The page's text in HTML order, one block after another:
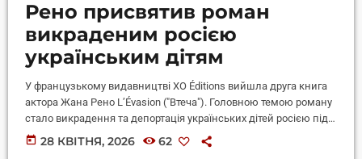
Рено присвятив роман
викраденим росією
українським дітям
У французькому видавництві XO Éditions вийшла друга книга
актора Жана Рено L’Évasion ("Втеча"). Головною темою роману
стало викрадення та депортація українських дітей росією під
час війни. На сайті видавництва зазначено, що роман
поєднує елементи шпигунського трилера з документальною
today 28 КВІТНЯ, 2026 62